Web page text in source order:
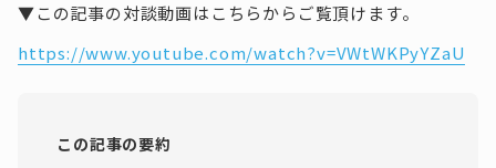
▼この記事の対談動画はこちらからご覧頂けます。
https://www.youtube.com/watch?v=VWtWKPyYZaU
この記事の要約